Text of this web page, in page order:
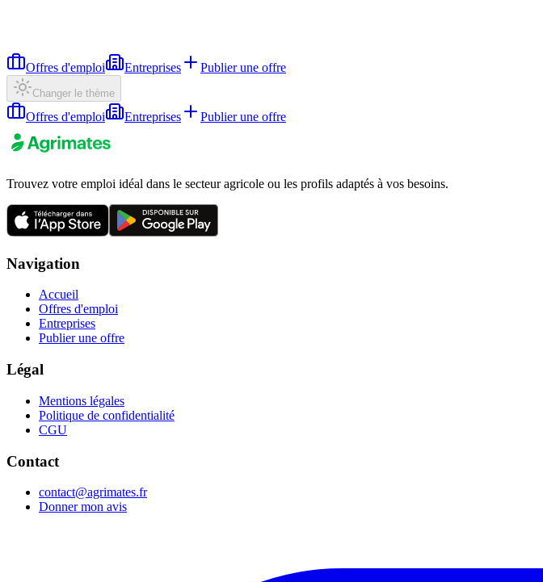
Offres d'emploi Entreprises Publier une offre
Changer le thème
Offres d'emploi Entreprises Publier une offre
Trouvez votre emploi idéal dans le secteur agricole ou les profils adaptés à vos besoins.
Navigation
Accueil
Offres d'emploi
Entreprises
Publier une offre
Légal
Mentions légales
Politique de confidentialité
CGU
Contact
contact@agrimates.fr
Donner mon avis